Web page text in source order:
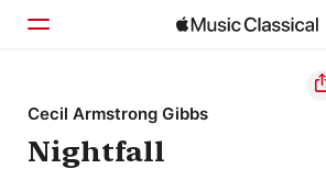
ホーム
見つける
Cecil Armstrong Gibbs
Nightfall